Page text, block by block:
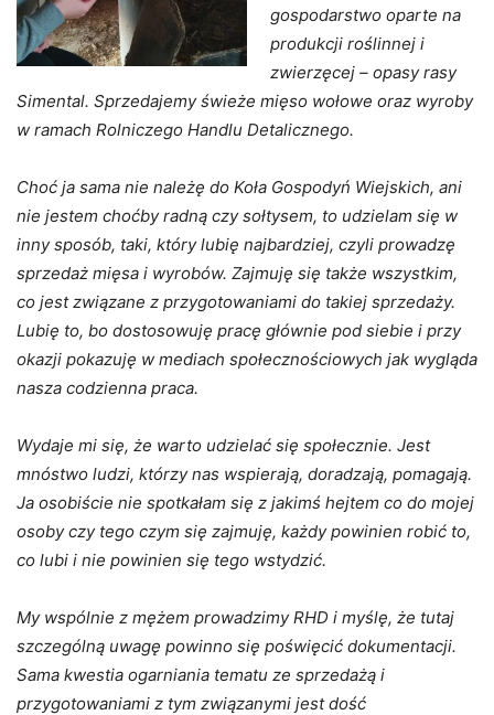
gospodarstwo oparte na
produkcji roślinnej i
zwierzęcej – opasy rasy
Simental. Sprzedajemy świeże mięso wołowe oraz wyroby
w ramach Rolniczego Handlu Detalicznego.
Choć ja sama nie należę do Koła Gospodyń Wiejskich, ani
nie jestem choćby radną czy sołtysem, to udzielam się w
inny sposób, taki, który lubię najbardziej, czyli prowadzę
sprzedaż mięsa i wyrobów. Zajmuję się także wszystkim,
co jest związane z przygotowaniami do takiej sprzedaży.
Lubię to, bo dostosowuję pracę głównie pod siebie i przy
okazji pokazuję w mediach społecznościowych jak wygląda
nasza codzienna praca.
Wydaje mi się, że warto udzielać się społecznie. Jest
mnóstwo ludzi, którzy nas wspierają, doradzają, pomagają.
Ja osobiście nie spotkałam się z jakimś hejtem co do mojej
osoby czy tego czym się zajmuję, każdy powinien robić to,
co lubi i nie powinien się tego wstydzić.
My wspólnie z mężem prowadzimy RHD i myślę, że tutaj
szczególną uwagę powinno się poświęcić dokumentacji.
Sama kwestia ogarniania tematu ze sprzedażą i
przygotowaniami z tym związanymi jest dość